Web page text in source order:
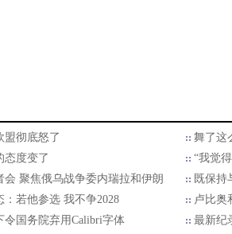
盟彻底怒了
舞了这
态度变了
“我觉
会 聚焦俄乌战争委内瑞拉和伊朗
既保持
：若他参选 我不争2028
卢比奥
令国务院弃用Calibri字体
最新纪